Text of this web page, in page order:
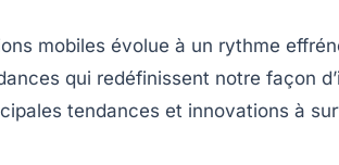
mobiles évolue à un rythme
qui redéfinissent notre façon
tendances et innovations à